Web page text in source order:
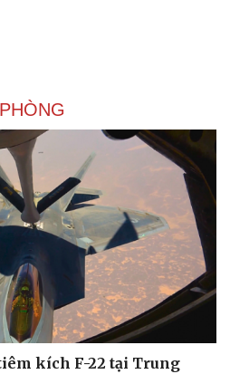
kích F-22 tại Trung